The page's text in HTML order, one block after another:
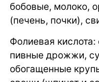
бобовые, молоко,
(печень, почки),
Фолиевая
пивные дрожжи,
обогащенные